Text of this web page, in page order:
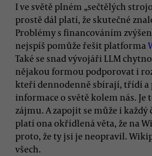
I ve světě plném „sečtělých
prostě dál platí, že skutečné
Problémy s financováním
nejspíš pomůže řešit platforma
Také se snad vývojáři LLM
nějakou formou podporovat i
kteří dennodenně sbírají, třídí
informace o světě kolem nás. Je
zájmu. A zapojit se může i
platí ona okřídlená věta, že na
proto, že ty jsi je neopravil.
všech.